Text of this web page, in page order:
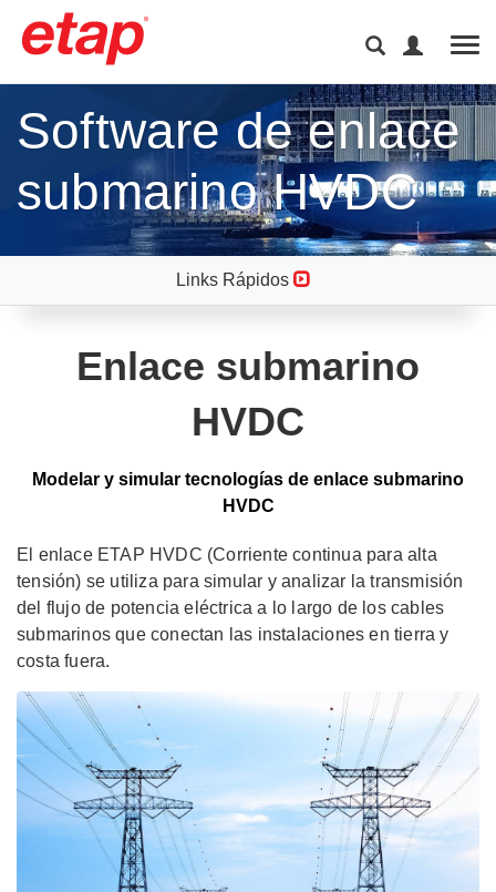
Software de enlace
submarino HVDC
Links Rápidos
Enlace submarino
HVDC
Modelar y simular tecnologías de enlace submarino
HVDC
El enlace ETAP HVDC (Corriente continua para alta
tensión) se utiliza para simular y analizar la transmisión
del flujo de potencia eléctrica a lo largo de los cables
submarinos que conectan las instalaciones en tierra y
costa fuera.